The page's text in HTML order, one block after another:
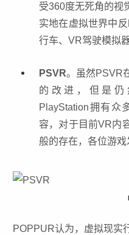
受360度无死角的视
实地在虚拟世界中
行车、VR驾驶模拟器
PSVR。虽然PSVR
的改进，但是
PlayStation拥有众
容，对于目前VR内
般的存在，各位游戏
POPPUR认为，虚拟现实